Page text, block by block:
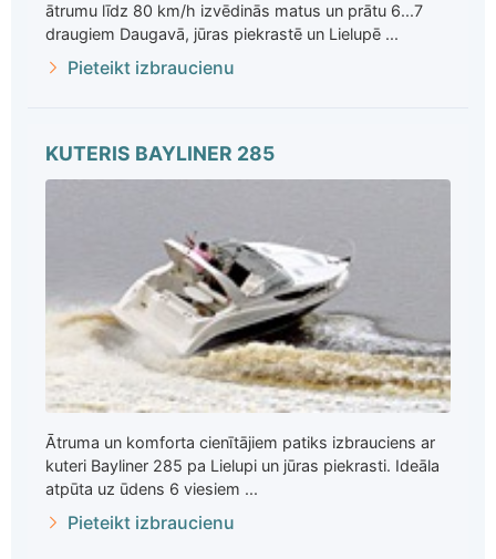
ātrumu līdz 80 km/h izvēdinās matus un prātu 6...7
draugiem Daugavā, jūras piekrastē un Lielupē ...
Pieteikt izbraucienu
KUTERIS BAYLINER 285
Ātruma un komforta cienītājiem patiks izbrauciens ar
kuteri Bayliner 285 pa Lielupi un jūras piekrasti. Ideāla
atpūta uz ūdens 6 viesiem ...
Pieteikt izbraucienu